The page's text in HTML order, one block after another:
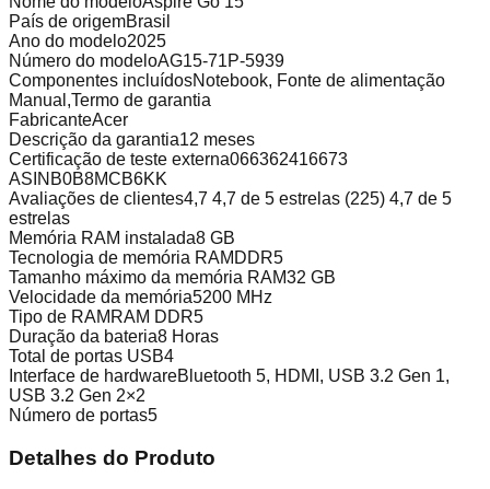
País de origemBrasil
Ano do modelo2025
Número do modeloAG15-71P-5939
Componentes incluídosNotebook, Fonte de alimentação
Manual,Termo de garantia
FabricanteAcer
Descrição da garantia12 meses
Certificação de teste externa066362416673
ASIN B0B8MCB6KK
Avaliações de clientes4,7 4,7 de 5 estrelas (225) 4,7 de 5
estrelas
Memória RAM instalada8 GB
Tecnologia de memória RAM DDR5
Tamanho máximo da memória RAM32 GB
Velocidade da memória5200 MHz
Tipo de RAM RAM DDR5
Duração da bateria8 Horas
Total de portas USB4
Interface de hardwareBluetooth 5, HDMI, USB 3.2 Gen 1,
USB 3.2 Gen 2×2
Número de portas5
Detalhes do Produto